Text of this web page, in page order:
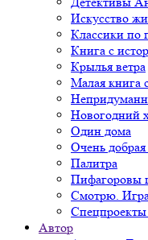
Искусство
Классики по
Книга с
Крылья ветра
Малая книга
Новогодний
Один дома
Очень
Палитра
Пифагоровы
Смотрю.
Автор